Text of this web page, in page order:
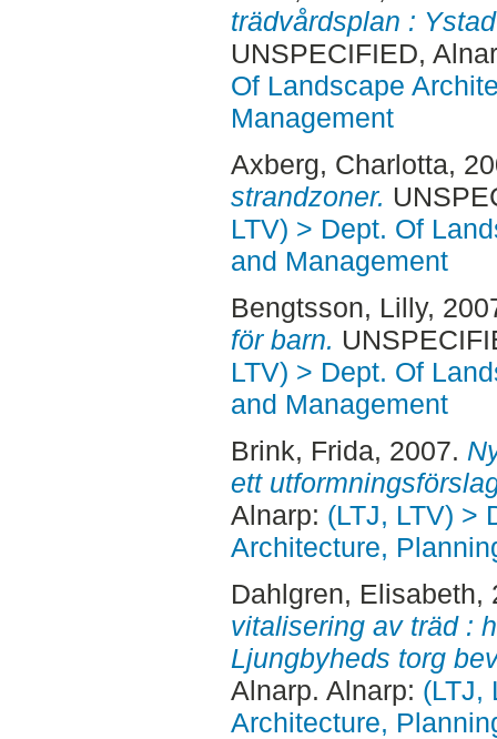
trädvårdsplan :
UNSPECIFIED,
Of Landscape
Management
Axberg, Charlotta,
strandzoner.
LTV) > Dept. Of
and Management
Bengtsson, Lilly,
för barn.
LTV) > Dept. Of
and Management
Brink, Frida, 2007.
ett
Alnarp: (LTJ, LTV) >
Architecture,
Dahlgren, Elisabeth,
vitalisering av träd :
Ljungbyheds torg
Alnarp. Alnarp: (LTJ,
Architecture,